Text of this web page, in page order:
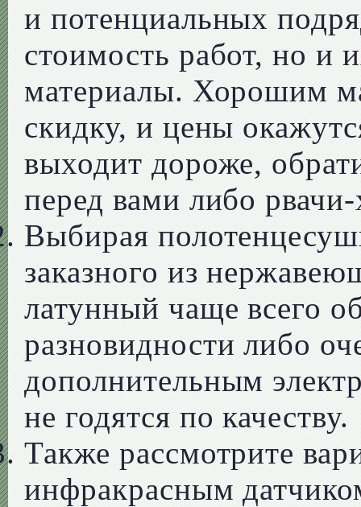
и потенциальных
стоимость работ, но и
материалы. Хорошим
скидку, и цены
выходит дороже,
перед вами либо
Выбирая
заказного из
латунный чаще всего
разновидности либо
дополнительным
не годятся по качеству.
Также рассмотрите
инфракрасным